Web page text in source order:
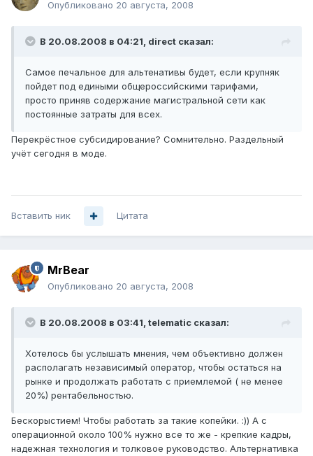
Опубликовано 20 августа, 2008
В 20.08.2008 в 04:21, direct сказал:
Самое печальное для альтенативы будет, если крупняк
пойдет под едиными общероссийскими тарифами,
просто приняв содержание магистральной сети как
постоянные затраты для всех.
Перекрёстное субсидирование? Сомнительно. Раздельный
учёт сегодня в моде.
Вставить ник Цитата
MrBear
Опубликовано 20 августа, 2008
В 20.08.2008 в 03:41, telematic сказал:
Хотелось бы услышать мнения, чем объективно должен
располагать независимый оператор, чтобы остаться на
рынке и продолжать работать с приемлемой ( не менее
20%) рентабельностью.
Бескорыстием! Чтобы работать за такие копейки. :)) А с
операционной около 100% нужно все то же - крепкие кадры,
надежная технология и толковое руководство. Альтернативка